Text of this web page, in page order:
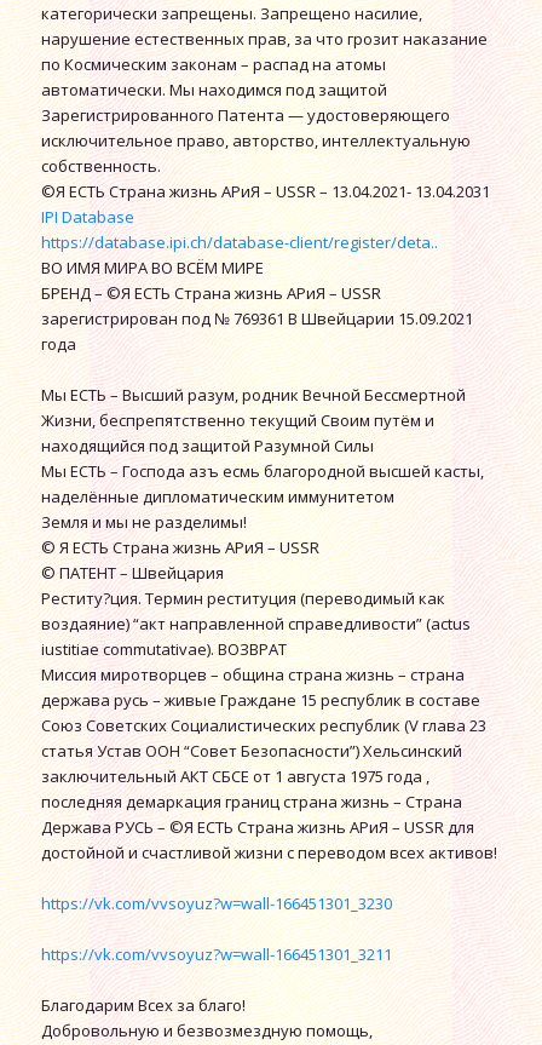
категорически запрещены. Запрещено насилие,
нарушение естественных прав, за что грозит наказание
по Космическим законам – распад на атомы
автоматически. Мы находимся под защитой
Зарегистрированного Патента — удостоверяющего
исключительное право, авторство, интеллектуальную
собственность.
©Я ЕСТЬ Страна жизнь АРиЯ – USSR – 13.04.2021- 13.04.2031
IPI Database
https://database.ipi.ch/database-client/register/deta..
ВО ИМЯ МИРА ВО ВСЁМ МИРЕ
БРЕНД – ©Я ЕСТЬ Страна жизнь АРиЯ – USSR
зарегистрирован под № 769361 В Швейцарии 15.09.2021
года
Мы ЕСТЬ – Высший разум, родник Вечной Бессмертной
Жизни, беспрепятственно текущий Своим путём и
находящийся под защитой Разумной Силы
Мы ЕСТЬ – Господа азъ есмь благородной высшей касты,
наделённые дипломатическим иммунитетом
Земля и мы не разделимы!
© Я ЕСТЬ Страна жизнь АРиЯ – USSR
© ПАТЕНТ – Швейцария
Реститу?ция. Термин реституция (переводимый как
воздаяние) “акт направленной справедливости” (actus
iustitiae commutativae). ВОЗВРАТ
Миссия миротворцев – община страна жизнь – страна
держава русь – живые Граждане 15 республик в составе
Союз Советских Социалистических республик (V глава 23
статья Устав ООН “Совет Безопасности”) Хельсинский
заключительный АКТ СБСЕ от 1 августа 1975 года ,
последняя демаркация границ страна жизнь – Страна
Держава РУСЬ – ©Я ЕСТЬ Страна жизнь АРиЯ – USSR для
достойной и счастливой жизни с переводом всех активов!
https://vk.com/vvsoyuz?w=wall-166451301_3230
https://vk.com/vvsoyuz?w=wall-166451301_3211
Благодарим Всех за благо!
Добровольную и безвозмездную помощь,